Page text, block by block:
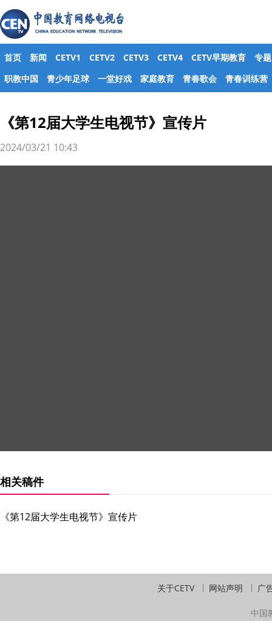
首页 新闻 CETV1 CETV2 CETV3 CETV4 CETV早期教育
专题
职教中国
青少年足球 一堂好戏 家庭教育 青春歌会 青春训练营
《第12届大学生电视节》宣传片
2024/03/21 10:43
相关稿件
《第12届大学生电视节》宣传片
关于CETV 网站声明 广
中国